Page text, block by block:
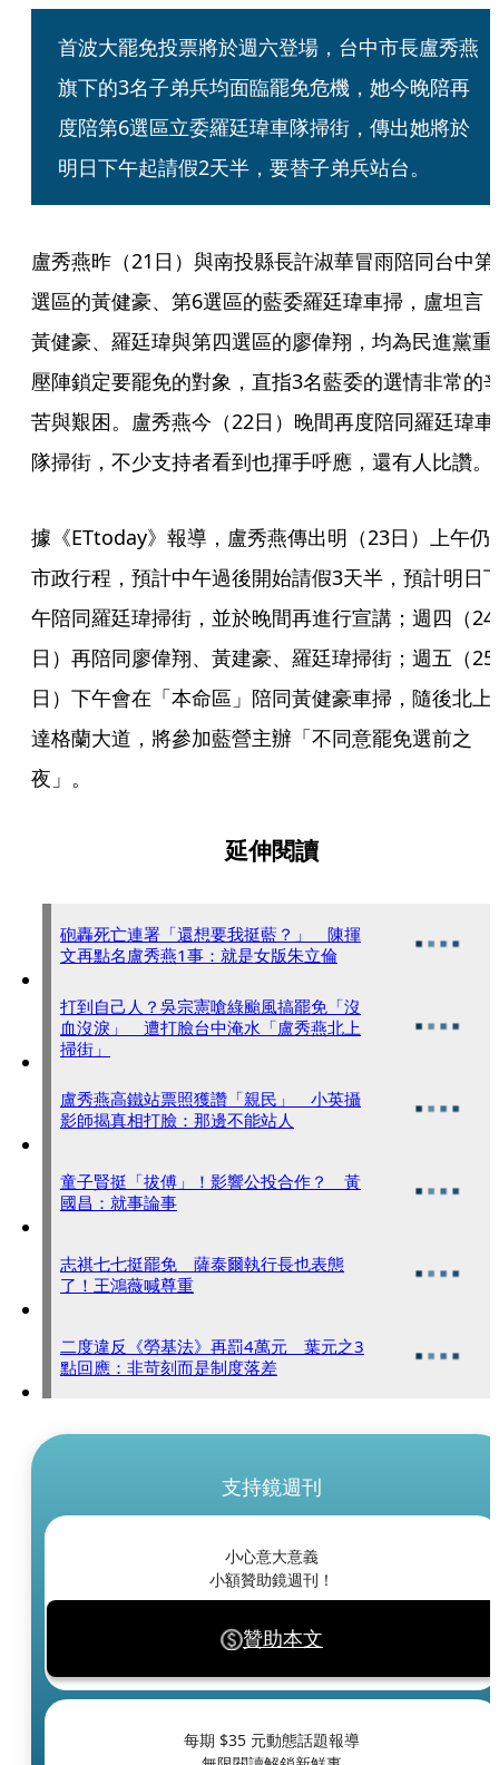
首波大罷免投票將於週六登場，台中市長盧秀燕
旗下的3名子弟兵均面臨罷免危機，她今晚陪再
度陪第6選區立委羅廷瑋車隊掃街，傳出她將於
明日下午起請假2天半，要替子弟兵站台。
盧秀燕昨（21日）與南投縣長許淑華冒雨陪同台中
選區的黃健豪、第6選區的藍委羅廷瑋車掃，盧坦言
黃健豪、羅廷瑋與第四選區的廖偉翔，均為民進黨重
壓陣鎖定要罷免的對象，直指3名藍委的選情非常的
苦與艱困。盧秀燕今（22日）晚間再度陪同羅廷瑋車
隊掃街，不少支持者看到也揮手呼應，還有人比讚。
據《ETtoday》報導，盧秀燕傳出明（23日）上午仍
市政行程，預計中午過後開始請假3天半，預計明日
午陪同羅廷瑋掃街，並於晚間再進行宣講；週四（24
日）再陪同廖偉翔、黃建豪、羅廷瑋掃街；週五（25
日）下午會在「本命區」陪同黃健豪車掃，隨後北上
達格蘭大道，將參加藍營主辦「不同意罷免選前之
夜」。
延伸閱讀
砲轟死亡連署「還想要我挺藍？」 陳揮
文再點名盧秀燕1事：就是女版朱立倫
打到自己人？吳宗憲嗆綠颱風搞罷免「沒
血沒淚」 遭打臉台中淹水「盧秀燕北上
掃街」
盧秀燕高鐵站票照獲讚「親民」 小英攝
影師揭真相打臉：那邊不能站人
童子賢挺「拔傅」！影響公投合作？ 黃
國昌：就事論事
志祺七七挺罷免 薩泰爾執行長也表態
了！王鴻薇喊尊重
二度違反《勞基法》再罰4萬元 葉元之3
點回應：非苛刻而是制度落差
支持鏡週刊
小心意大意義
小額贊助鏡週刊！
贊助本文
每期 $35 元動態話題報導